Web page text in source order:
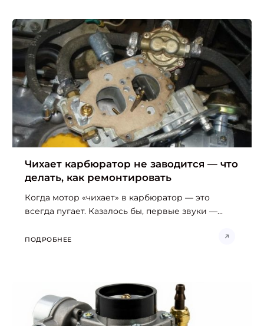
Чихает карбюратор не заводится — что
делать, как ремонтировать
Когда мотор «чихает» в карбюратор — это
всегда пугает. Казалось бы, первые звуки —...
ПОДРОБНЕЕ